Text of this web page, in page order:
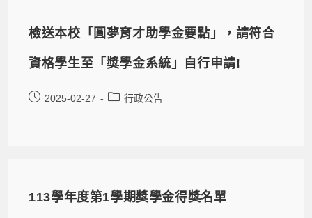
檢送本校「圓夢育才助學金要點」，請符合
資格學生至「獎學金系統」自行申請!
2025-02-27 行政公告
113學年度第1學期獎學金得獎名單